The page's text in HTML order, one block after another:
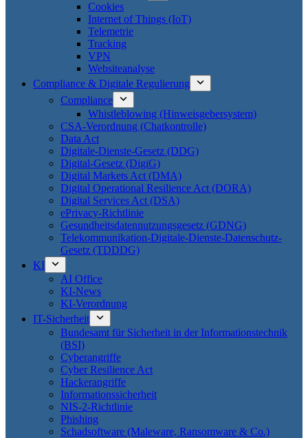
Cookies
Internet of Things (IoT)
Telemetrie
Tracking
VPN
Websiteanalyse
Compliance & Digitale Regulierung
Compliance
Whistleblowing (Hinweisgebersystem)
CSA-Verordnung (Chatkontrolle)
Data Act
Digitale-Dienste-Gesetz (DDG)
Digital-Gesetz (DigiG)
Digital Markets Act (DMA)
Digital Operational Resilience Act (DORA)
Digital Services Act (DSA)
ePrivacy-Richtlinie
Gesundheitsdatennutzungsgesetz (GDNG)
Telekommunikation-Digitale-Dienste-Datenschutz-
Gesetz (TDDDG)
KI
AI Office
KI-News
KI-Verordnung
IT-Sicherheit
Bundesamt für Sicherheit in der Informationstechnik
(BSI)
Cyberangriffe
Cyber Resilience Act
Hackerangriffe
Informationssicherheit
NIS-2-Richtlinie
Phishing
Schadsoftware (Maleware, Ransomware & Co.)